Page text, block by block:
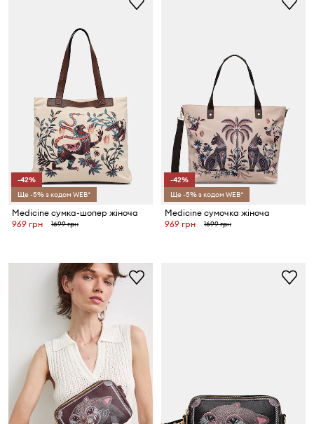
-42%
Ще -5% з кодом WEB*
Medicine сумка-шопер жіноча
969 грн
1699 грн
-42%
Ще -5% з кодом WEB*
Medicine сумочка жіноча
969 грн
1699 грн